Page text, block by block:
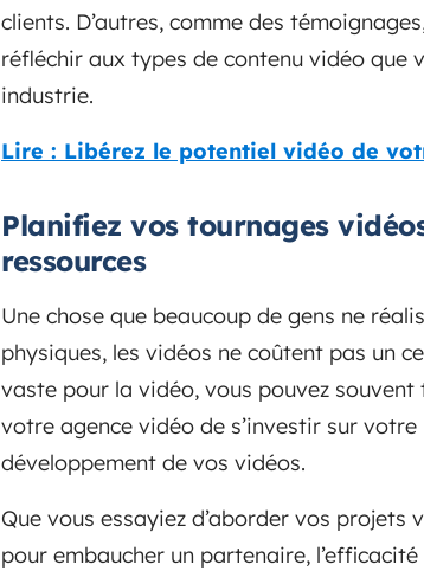
clients. D’autres, comme des
réfléchir aux types de contenu vidéo que
industrie.
Lire : Libérez le potentiel vidéo de
Planifiez vos tournages
ressources
Une chose que beaucoup de gens ne
physiques, les vidéos ne coûtent pas un
vaste pour la vidéo, vous pouvez
votre agence vidéo de s’investir sur
développement de vos vidéos.
Que vous essayiez d’aborder vos projets
pour embaucher un partenaire,